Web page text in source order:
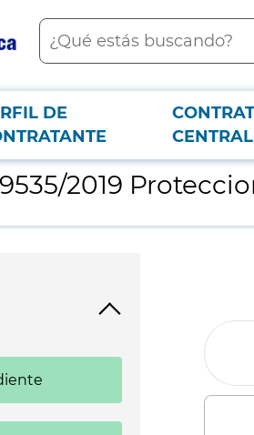
Buscar
DE
Proteccion Radiologica
2019